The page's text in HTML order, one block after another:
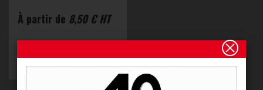
À partir de 8,50 € HT
VOIR LE PRODUIT